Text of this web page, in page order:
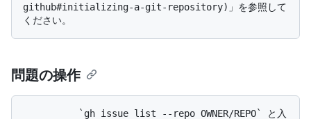
github#initializing-a-git-repository)」を参照して
問題の操作